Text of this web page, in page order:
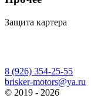
Защита картера
8 (926) 354-25-55
brisker-motors@ya.ru
© 2019 - 2026